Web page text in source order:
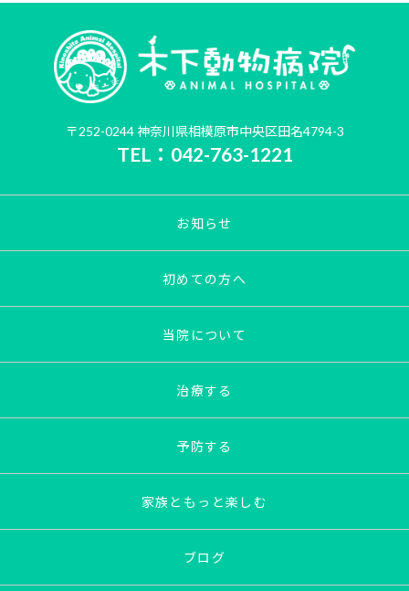
〒252-0244 神奈川県相模原市中央区田名4794-3
TEL：042-763-1221
お知らせ
初めての方へ
当院について
治療する
予防する
家族ともっと楽しむ
ブログ